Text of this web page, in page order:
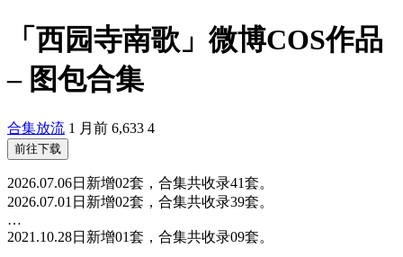
「西园寺南歌」微博COS作品
– 图包合集
合集放流 1 月前 6,633 4
前往下载
2026.07.06日新增02套，合集共收录41套。
2026.07.01日新增02套，合集共收录39套。
…
2021.10.28日新增01套，合集共收录09套。